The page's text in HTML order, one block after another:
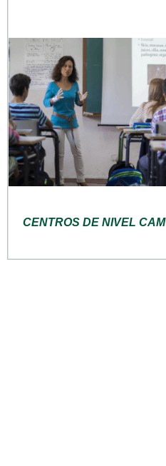
CENTROS DE NIVEL CAM